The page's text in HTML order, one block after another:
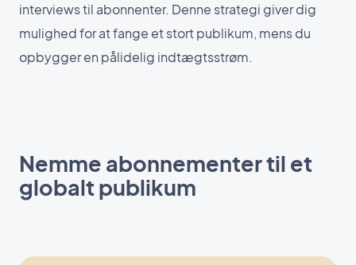
interviews til abonnenter. Denne strategi giver dig
mulighed for at fange et stort publikum, mens du
opbygger en pålidelig indtægtsstrøm.
Nemme abonnementer til et
globalt publikum